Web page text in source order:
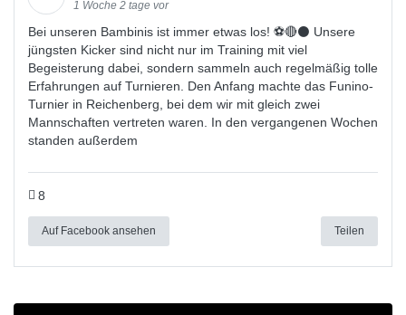
1 Woche 2 tage vor
Bei unseren Bambinis ist immer etwas los! ⚽️🔴⚫ Unsere
jüngsten Kicker sind nicht nur im Training mit viel
Begeisterung dabei, sondern sammeln auch regelmäßig tolle
Erfahrungen auf Turnieren. Den Anfang machte das Funino-
Turnier in Reichenberg, bei dem wir mit gleich zwei
Mannschaften vertreten waren. In den vergangenen Wochen
standen außerdem
8
Auf Facebook ansehen Teilen